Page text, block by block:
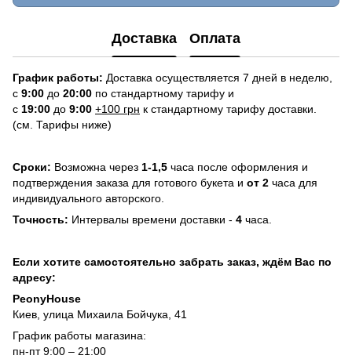
Доставка Оплата
График работы: Доставка осуществляется 7 дней в неделю,
с 9:00 до 20:00 по стандартному тарифу и
с 19:00 до 9:00 +100 грн к стандартному тарифу доставки.
(см. Тарифы ниже)
Сроки: Возможна через 1-1,5 часа после оформления и
подтверждения заказа для готового букета и от 2 часа для
индивидуального авторского.
Точность: Интервалы времени доставки - 4 часа.
Если хотите самостоятельно забрать заказ, ждём Вас по
адресу:
PeonyHouse
Киев, улица Михаила Бойчука, 41
График работы магазина:
пн-пт 9:00 – 21:00